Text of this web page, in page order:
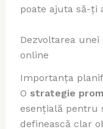
poate ajuta să-ți
Dezvoltarea
online
Importanța
O strategie
esențială pentru
definească clar